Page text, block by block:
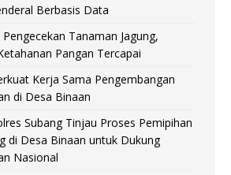
Berbasis Data
Tanaman Jagung,
Pangan Tercapai
Kerja Sama Pengembangan
di Desa Binaan
Subang Tinjau Proses Pemipihan
di Desa Binaan untuk Dukung
Nasional